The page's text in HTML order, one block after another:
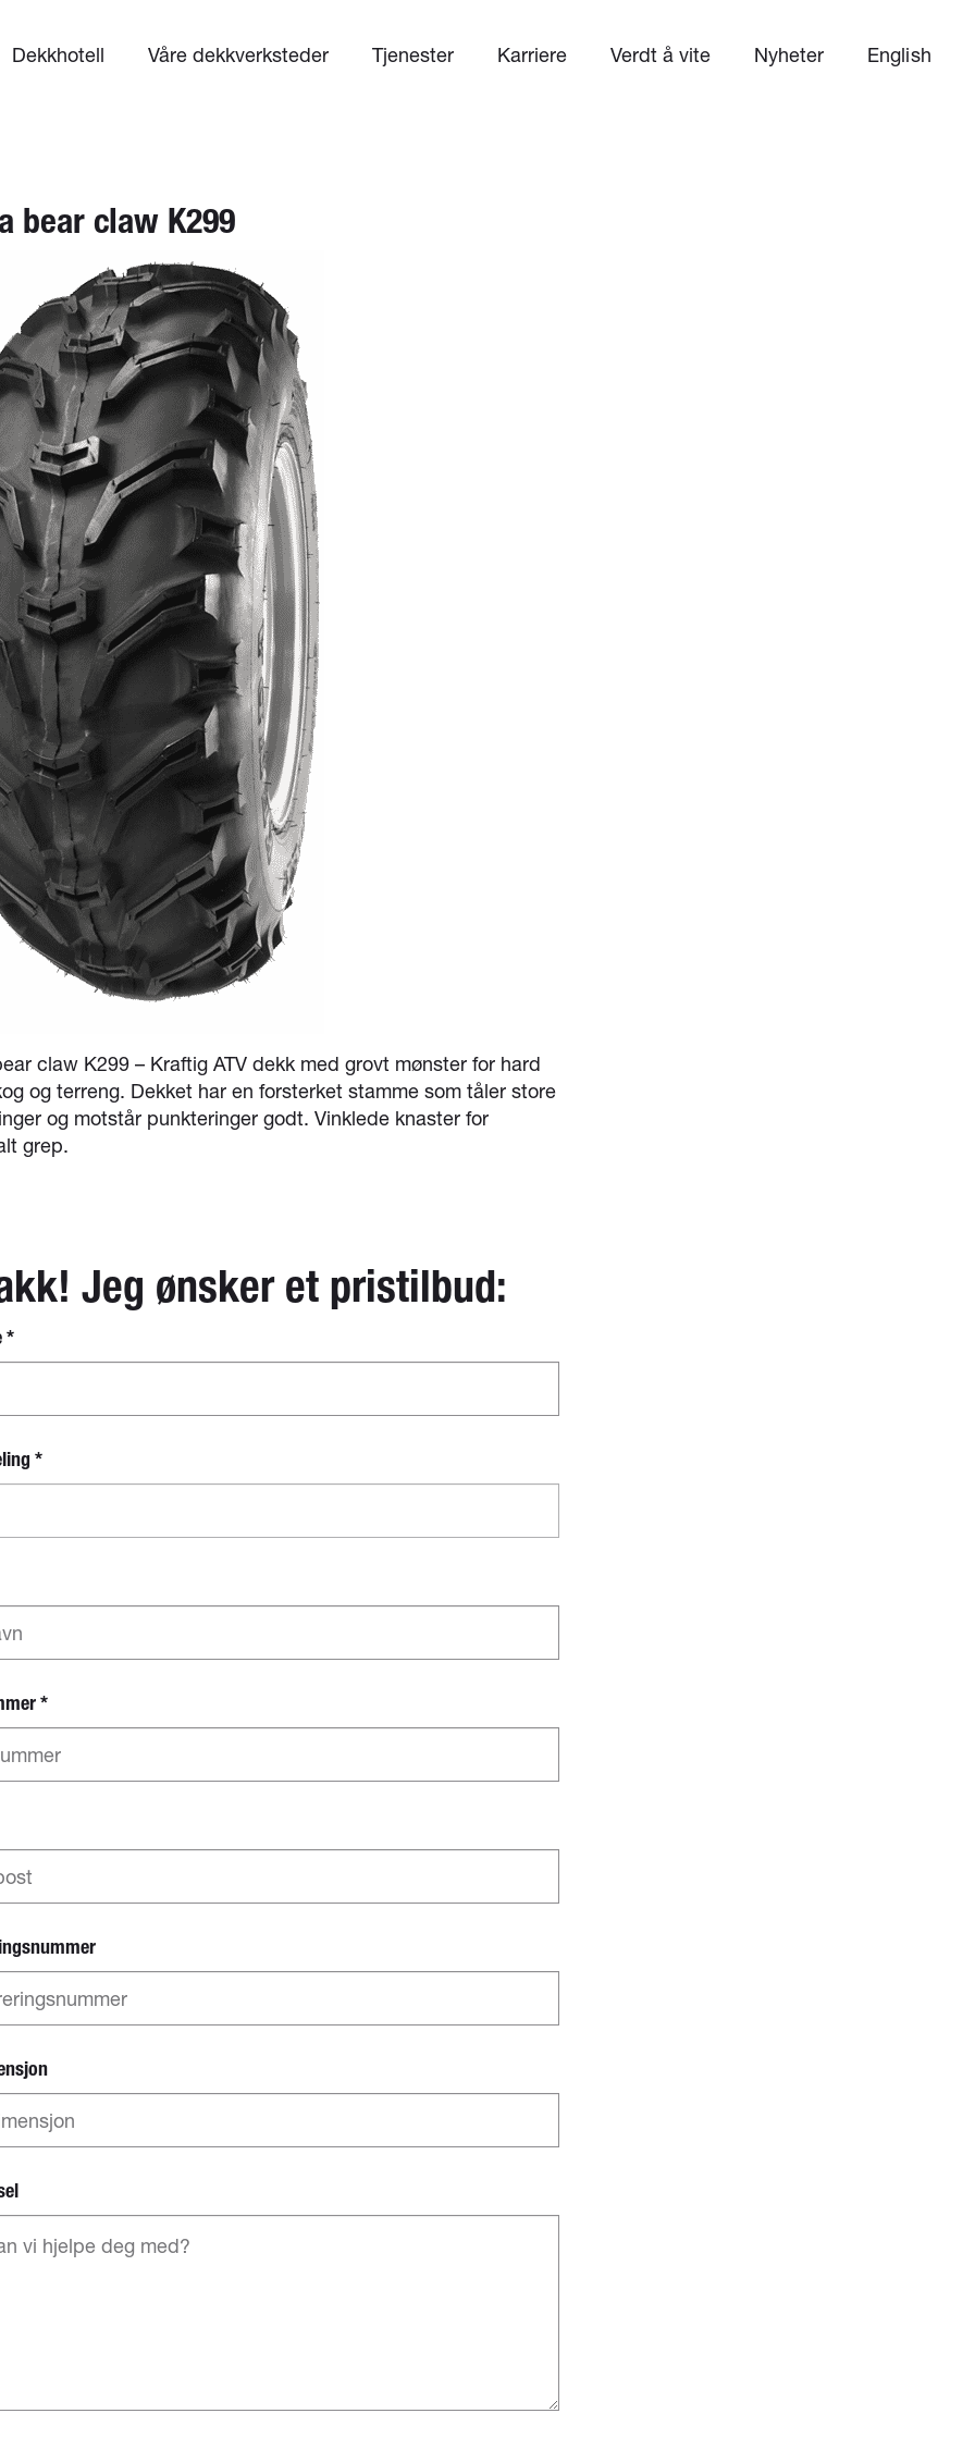
Dekkhotell Våre dekkverksteder Tjenester Karriere Verdt å vite Nyheter English
bear claw K299
claw K299 – Kraftig ATV dekk med grovt mønster for hard
og terreng. Dekket har en forsterket stamme som tåler store
og motstår punkteringer godt. Vinklede knaster for
grep.
Jeg ønsker et pristilbud:
*
*
*